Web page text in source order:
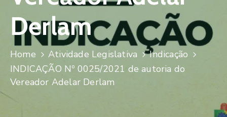
Derlam
Home Atividade Legislativa
Indicação
INDICAÇÃO Nº 0025/2021 de autoria do
Vereador Adelar Derlam